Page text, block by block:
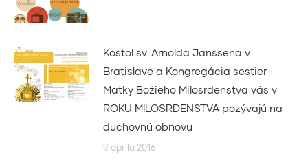
Kostol sv. Arnolda Janssena v
Bratislave a Kongregácia sestier
Matky Božieho Milosrdenstva vás v
ROKU MILOSRDENSTVA pozývajú na
duchovnú obnovu
9. apríla 2016